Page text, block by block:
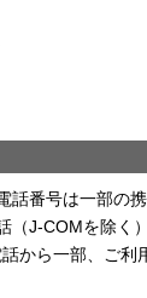
話番号は一部の
（J-COMを除く
から一部、ご利